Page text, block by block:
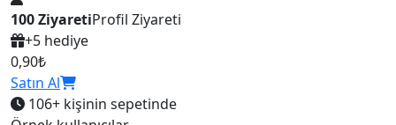
100 ZiyaretiProfil Ziyareti
+5 hediye
0,90₺
Satın Al
106+ kişinin sepetinde